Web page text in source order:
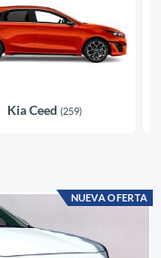
Kia Ceed (259)
NUEVA OFERTA